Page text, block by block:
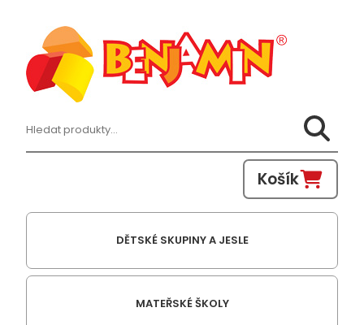
Hledat:
Košík
DĚTSKÉ SKUPINY A JESLE
MATEŘSKÉ ŠKOLY